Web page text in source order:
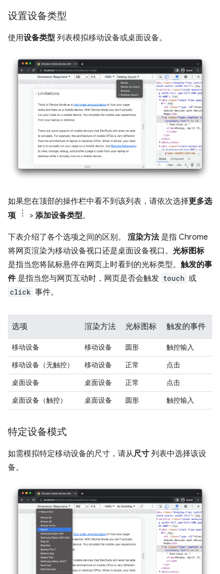
设置设备类型
使用设备类型 列表模拟移动设备或桌面设备。
如果您在顶部的操作栏中看不到该列表，请依次选择更多选
项
> 添加设备类型。
下表介绍了各个选项之间的区别。 渲染方法是指 Chrome
将网页渲染为移动设备视口还是桌面设备视口。 光标图标
是指当您将鼠标悬停在网页上时看到的光标类型。 触发的事
件是指当您与网页互动时，网页是否会触发 touch 或
click 事件。
选项 渲染方法 光标图标 触发的事件
移动设备 移动设备 圆形
触控输入
移动设备（无触控）
移动设备 正常
点击
桌面设备
桌面设备 正常
点击
桌面设备（触控）
桌面设备 圆形 触控输入
特定设备模式
如需模拟特定移动设备的尺寸，请从尺寸 列表中选择该设
备。